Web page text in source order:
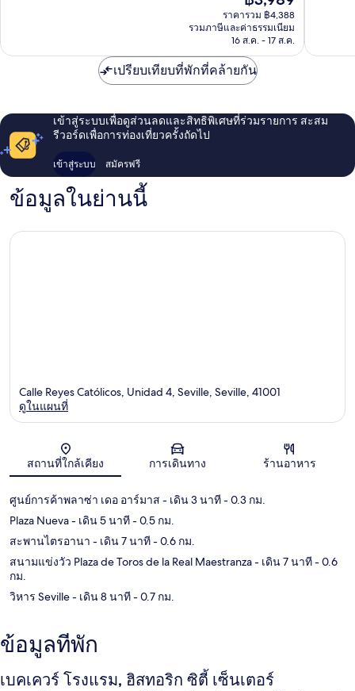
รีวิว
ปัจจุบัน
คือ
฿3,989
ราคารวม ฿4,388
รวมภาษีและค่าธรรมเนียม
16 ส.ค. - 17 ส.ค.
เปรียบเทียบที่พักที่คล้ายกัน
เข้าสู่ระบบเพื่อดูส่วนลดและสิทธิพิเศษที่ร่วมรายการ สะสม
รีวอร์ดเพื่อการท่องเที่ยวครั้งถัดไป
เข้าสู่ระบบ สมัครฟรี
ข้อมูลในย่านนี้
แผนที่
Calle Reyes Católicos, Unidad 4, Seville, Seville, 41001
ดูในแผนที่
สถานที่ใกล้เคียง การเดินทาง ร้านอาหาร
ศูนย์การค้าพลาซ่า เดอ อาร์มาส - เดิน 3 นาที- 0.3 กม.
Plaza Nueva- เดิน 5 นาที- 0.5 กม.
สะพานไตรอานา - เดิน 7 นาที- 0.6 กม.
สนามแข่งวัว Plaza de Toros de la Real Maestranza- เดิน 7 นาที- 0.6
กม.
วิหาร Seville- เดิน 8 นาที- 0.7 กม.
ข้อมูลที่พัก
เบคเควร์ โรงแรม, ฮิสทอริก ซิตี้ เซ็นเตอร์